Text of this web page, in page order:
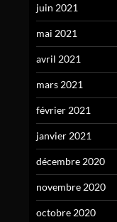
juin 2021
mai 2021
avril 2021
mars 2021
février 2021
janvier 2021
décembre 2020
novembre 2020
octobre 2020